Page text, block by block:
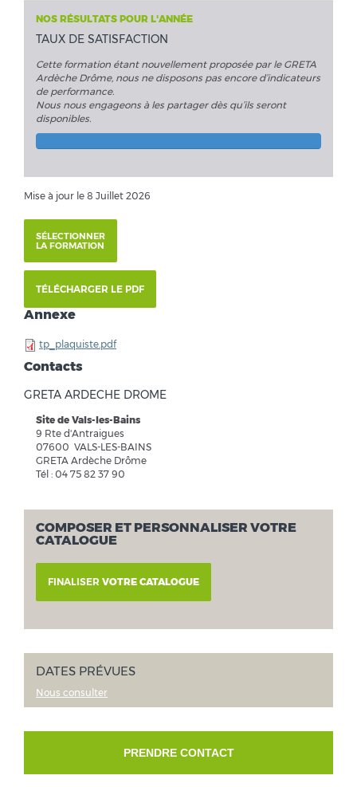
NOS RÉSULTATS POUR L'ANNÉE
TAUX DE SATISFACTION
Cette formation étant nouvellement proposée par le GRETA
Ardèche Drôme, nous ne disposons pas encore d’indicateurs
de performance.
Nous nous engageons à les partager dès qu’ils seront
disponibles.
Mise à jour le 8 Juillet 2026
SÉLECTIONNER
LA FORMATION
TÉLÉCHARGER LE PDF
Annexe
tp_plaquiste.pdf
Contacts
GRETA ARDECHE DROME
Site de Vals-les-Bains
9 Rte d'Antraigues
07600 VALS-LES-BAINS
GRETA Ardèche Drôme
Tél : 04 75 82 37 90
COMPOSER ET PERSONNALISER VOTRE
CATALOGUE
FINALISER VOTRE CATALOGUE
DATES PRÉVUES
Nous consulter
PRENDRE CONTACT